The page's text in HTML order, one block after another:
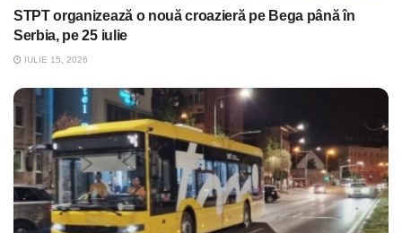
STPT organizează o nouă croazieră pe Bega până în
Serbia, pe 25 iulie
IULIE 15, 2026